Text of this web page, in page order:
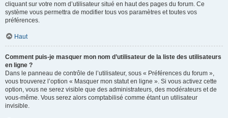
cliquant sur votre nom d’utilisateur situé en haut des pages du forum. Ce
système vous permettra de modifier tous vos paramètres et toutes vos
préférences.
Haut
Comment puis-je masquer mon nom d’utilisateur de la liste des utilisateurs
en ligne ?
Dans le panneau de contrôle de l’utilisateur, sous « Préférences du forum »,
vous trouverez l’option « Masquer mon statut en ligne ». Si vous activez cette
option, vous ne serez visible que des administrateurs, des modérateurs et de
vous-même. Vous serez alors comptabilisé comme étant un utilisateur
invisible.